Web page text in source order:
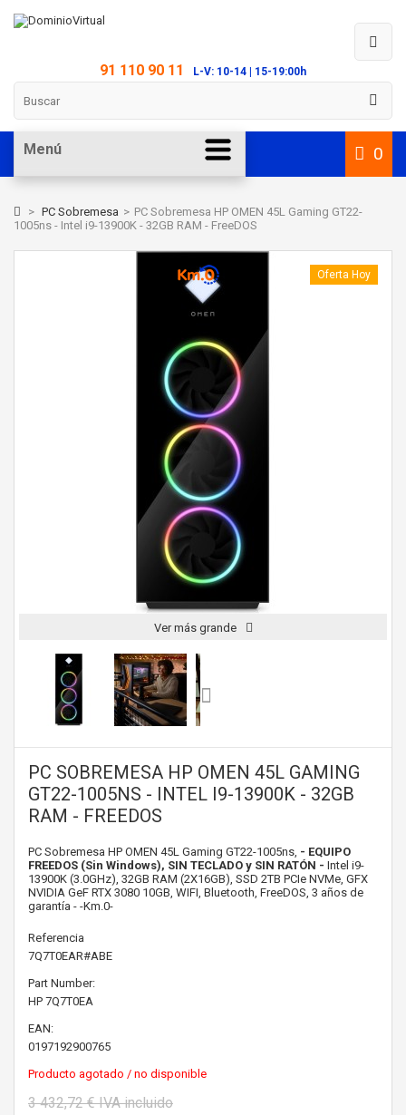
91 110 90 11 L-V: 10-14 | 15-19:00h
0
Menú
> PC Sobremesa > PC Sobremesa HP OMEN 45L Gaming GT22-
1005ns - Intel i9-13900K - 32GB RAM - FreeDOS
Oferta Hoy
Ver más grande
PC SOBREMESA HP OMEN 45L GAMING
GT22-1005NS - INTEL I9-13900K - 32GB
RAM - FREEDOS
PC Sobremesa HP OMEN 45L Gaming GT22-1005ns, - EQUIPO
FREEDOS (Sin Windows), SIN TECLADO y SIN RATÓN - Intel i9-
13900K (3.0GHz), 32GB RAM (2X16GB), SSD 2TB PCIe NVMe, GFX
NVIDIA GeF RTX 3080 10GB, WIFI, Bluetooth, FreeDOS, 3 años de
garantía - -Km.0-
Referencia
7Q7T0EAR#ABE
Part Number:
HP 7Q7T0EA
EAN:
0197192900765
Producto agotado / no disponible
3 432,72 €IVA incluido